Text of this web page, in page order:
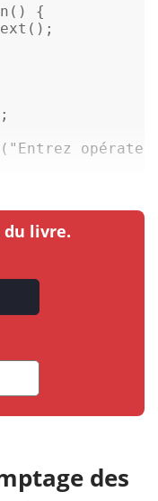
()
{
"Entrez
livre.
des